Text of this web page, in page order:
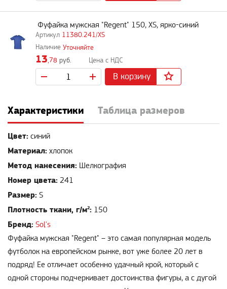
11380.241/XS
Фуфайка мужская "Regent" 150, XS, ярко-синий
Уточняйте
13,78 руб.
В корзину
Характеристики Таблица размеров
Цвет: синий
Материал: хлопок
Метод нанесения: Шелкография
Номер цвета: 241
Размер: S
Плотность ткани, г/м²: 150
Бренд: Sol's
Фуфайка мужская "Regent" – это самая популярная модель
футболок на европейском рынке, вот уже более 20 лет в
подряд! Ее отличает особенно удачный крой, который с
одной стороны подчеркивает достоинства фигуры, а с дугой